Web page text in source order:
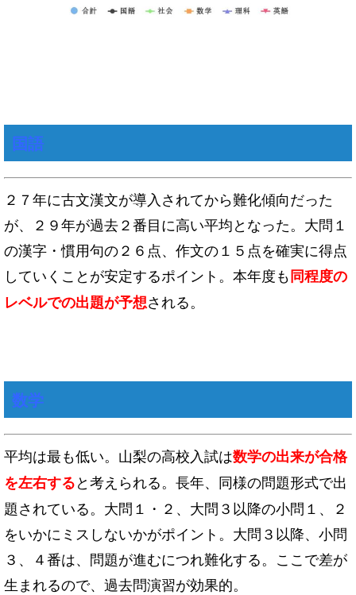
国語
２７年に古文漢文が導入されてから難化傾向だった
が、２９年が過去２番目に高い平均となった。大問１
の漢字・慣用句の２６点、作文の１５点を確実に得点
していくことが安定するポイント。本年度も同程度の
レベルでの出題が予想される。
数学
平均は最も低い。山梨の高校入試は数学の出来が合格
を左右すると考えられる。長年、同様の問題形式で出
題されている。大問１・２、大問３以降の小問１、２
をいかにミスしないかがポイント。大問３以降、小問
３、４番は、問題が進むにつれ難化する。ここで差が
生まれるので、過去問演習が効果的。